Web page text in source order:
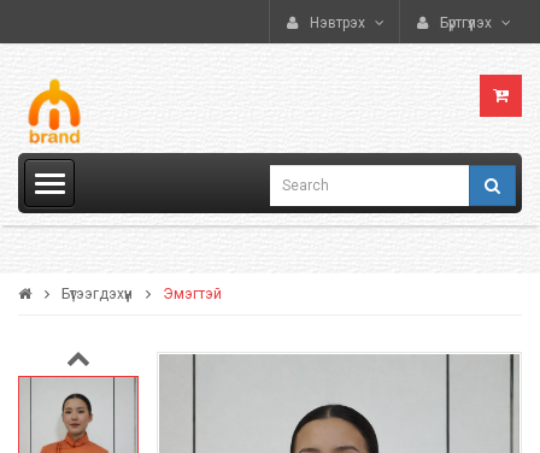
Нэвтрэх Бүртгүүлэх
Бүтээгдэхүүн Эмэгтэй